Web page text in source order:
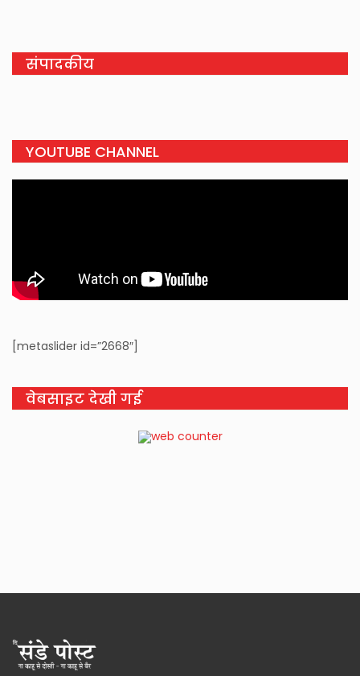
संपादकीय
YOUTUBE CHANNEL
[metaslider id=”2668″]
वेबसाइट देखी गई